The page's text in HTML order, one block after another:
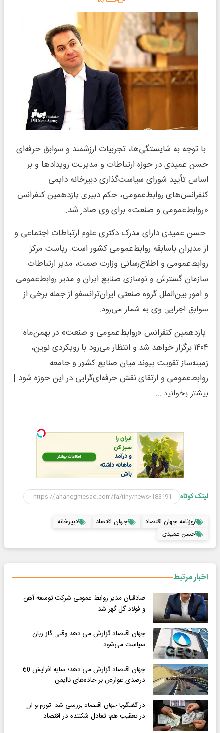
با توجه‌ به شایستگی‌ها، تجربیات ارزشمند و سوابق حرفه‌ای
حسن عمیدی در حوزه ارتباطات و مدیریت رویدادها و بر
اساس تأیید شورای سیاست‌گذاری دبیرخانه دایمی
کنفرانس‌های روابط‌عمومی، حکم دبیری یازدهمین کنفرانس
«روابط‌عمومی و صنعت» برای وی صادر شد.
حسن عمیدی دارای مدرک دکتری علوم ارتباطات اجتماعی و
از مدیران باسابقه روابط‌عمومی کشور است. ریاست مرکز
روابط‌عمومی و اطلاع‌رسانی وزارت صمت، مدیر ارتباطات
سازمان گسترش و نوسازی صنایع ایران و مدیر روابط‌عمومی
و امور بین‌الملل گروه صنعتی ایران‌ترانسفو از جمله برخی از
سوابق اجرایی وی به شمار می‌رود.
یازدهمین کنفرانس «روابط‌عمومی و صنعت» در بهمن‌ماه
۱۴۰۴ برگزار خواهد شد و انتظار می‌رود با رویکردی نوین،
زمینه‌ساز تقویت پیوند میان صنایع کشور و جامعه
روابط‌عمومی و ارتقای نقش حرفه‌ای‌گرایی در این حوزه شود |
بیشتر بخوانید ...
لینک کوتاه
روزنامه جهان اقتصاد جهان اقتصاد
دبیرخانه
حسن عمیدی
اخبار مرتبط
صادقیان مدیر روابط عمومی شرکت توسعه آهن
و فولاد گل گهر شد
جهان اقتصاد گزارش می دهد وقتی گاز زبان
سیاست می‌شود
جهان اقتصاد گزارش می دهد؛ سایه افزایش 60
درصدی عوارض بر جاده‌های ناایمن
در گفتگوبا جهان اقتصاد بررسی شد: تورم و ارز
در تعقیب هم؛ تعادل شکننده در اقتصاد